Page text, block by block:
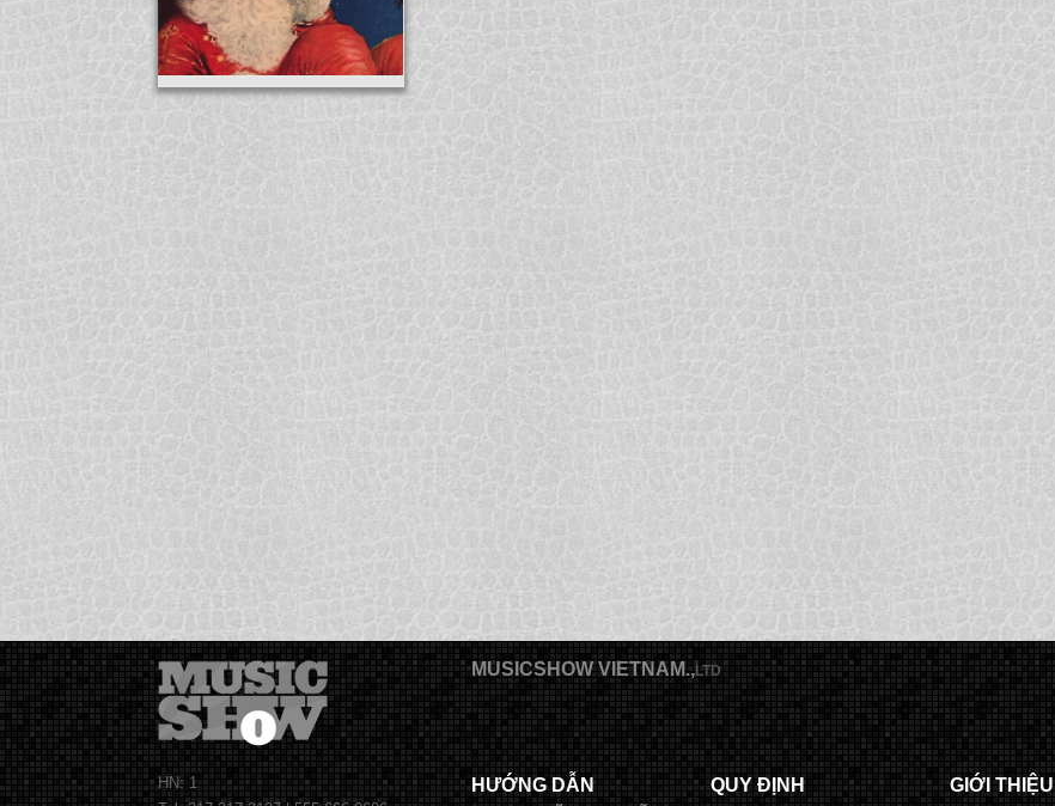
HN: 1
MUSICSHOW VIETNAM.,LTD
HƯỚNG DẪN
QUY ĐỊNH
GIỚI THIỆU